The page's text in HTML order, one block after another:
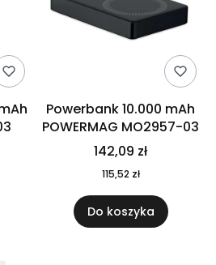
Powerbank 10.000 mAh
POWERMAG MO2957-03
142,09 zł
115,52 zł
Do koszyka